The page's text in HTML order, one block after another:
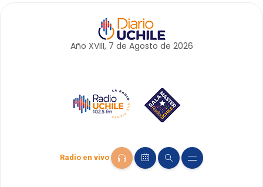
Año XVIII, 7 de Agosto de 2026
Radio en vivo